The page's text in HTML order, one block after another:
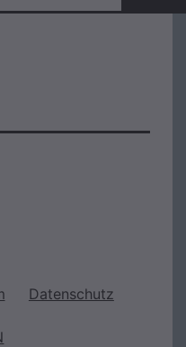
Datenschutz